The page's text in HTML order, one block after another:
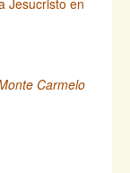
Carmelo